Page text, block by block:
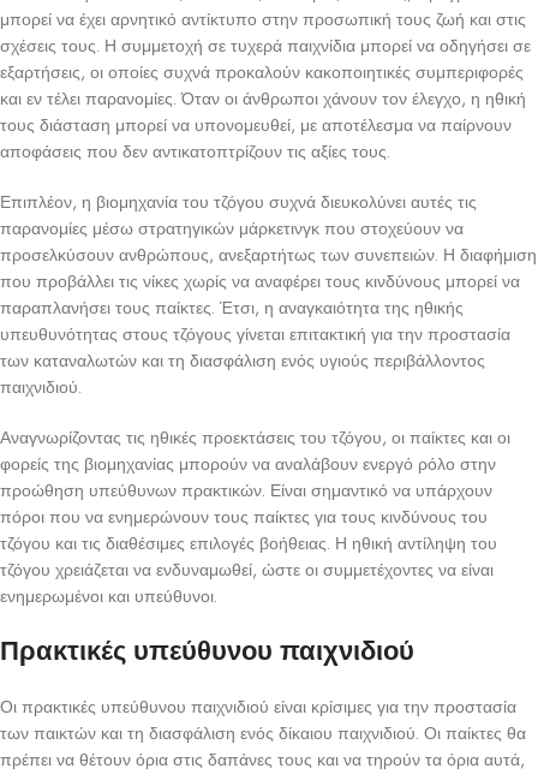
μπορεί να έχει αρνητικό αντίκτυπο στην προσωπική τους ζωή και στις
σχέσεις τους. Η συμμετοχή σε τυχερά παιχνίδια μπορεί να οδηγήσει σε
εξαρτήσεις, οι οποίες συχνά προκαλούν κακοποιητικές συμπεριφορές
και εν τέλει παρανομίες. Όταν οι άνθρωποι χάνουν τον έλεγχο, η ηθική
τους διάσταση μπορεί να υπονομευθεί, με αποτέλεσμα να παίρνουν
αποφάσεις που δεν αντικατοπτρίζουν τις αξίες τους.
Επιπλέον, η βιομηχανία του τζόγου συχνά διευκολύνει αυτές τις
παρανομίες μέσω στρατηγικών μάρκετινγκ που στοχεύουν να
προσελκύσουν ανθρώπους, ανεξαρτήτως των συνεπειών. Η διαφήμιση
που προβάλλει τις νίκες χωρίς να αναφέρει τους κινδύνους μπορεί να
παραπλανήσει τους παίκτες. Έτσι, η αναγκαιότητα της ηθικής
υπευθυνότητας στους τζόγους γίνεται επιτακτική για την προστασία
των καταναλωτών και τη διασφάλιση ενός υγιούς περιβάλλοντος
παιχνιδιού.
Αναγνωρίζοντας τις ηθικές προεκτάσεις του τζόγου, οι παίκτες και οι
φορείς της βιομηχανίας μπορούν να αναλάβουν ενεργό ρόλο στην
προώθηση υπεύθυνων πρακτικών. Είναι σημαντικό να υπάρχουν
πόροι που να ενημερώνουν τους παίκτες για τους κινδύνους του
τζόγου και τις διαθέσιμες επιλογές βοήθειας. Η ηθική αντίληψη του
τζόγου χρειάζεται να ενδυναμωθεί, ώστε οι συμμετέχοντες να είναι
ενημερωμένοι και υπεύθυνοι.
Πρακτικές υπεύθυνου παιχνιδιού
Οι πρακτικές υπεύθυνου παιχνιδιού είναι κρίσιμες για την προστασία
των παικτών και τη διασφάλιση ενός δίκαιου παιχνιδιού. Οι παίκτες θα
πρέπει να θέτουν όρια στις δαπάνες τους και να τηρούν τα όρια αυτά,